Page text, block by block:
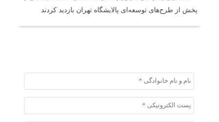
پخش از طرح‌های توسعه‌ای پالایشگاه تهران بازدید کردند